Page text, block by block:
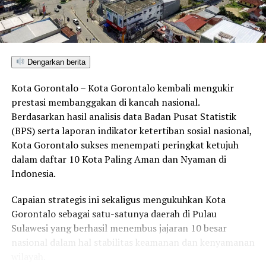
pendampingan bergulir, angka kelalaian tersebut sukses
ditekan secara dramatis.
grafik kepatuhan melonjak tajam karena hampir seluruh
yang belum terproses karena kendala administratif yang
valid, seperti sudah memasuki masa pensiun, meninggal
dunia, atau sebagian kecil memang sudah melaporkan
secara mandiri,” rinci Kadis Dikbud.
Sementara itu, Kepala KPP Pratama Marisa Faisal
menegaskan bahwa pemberian sertifikat penghargaan
objektif atas kontribusi konkret Dikbud Pohuwato dalam
memperluas jangkauan literasi perpajakan.
“Dikbud Pohuwato telah melakukan lompatan besar
Dengarkan berita
Kota Gorontalo – Kota Gorontalo kembali mengukir
prestasi membanggakan di kancah nasional.
Berdasarkan hasil analisis data Badan Pusat Statistik
(BPS) serta laporan indikator ketertiban sosial nasional,
Kota Gorontalo sukses menempati peringkat ketujuh
dalam daftar 10 Kota Paling Aman dan Nyaman di
Indonesia.
Capaian strategis ini sekaligus mengukuhkan Kota
Gorontalo sebagai satu-satunya daerah di Pulau
Sulawesi yang berhasil menembus jajaran 10 besar
nasional dalam hal stabilitas keamanan dan kenyamanan